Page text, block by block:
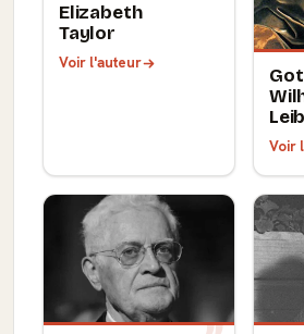
Elizabeth
Taylor
Voir l'auteur
Voir